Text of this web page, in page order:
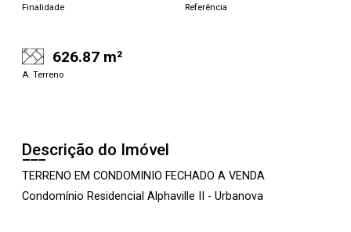
Finalidade Referência
626.87 m²
A. Terreno
Descrição do Imóvel
TERRENO EM CONDOMINIO FECHADO A VENDA
Condomínio Residencial Alphaville II - Urbanova